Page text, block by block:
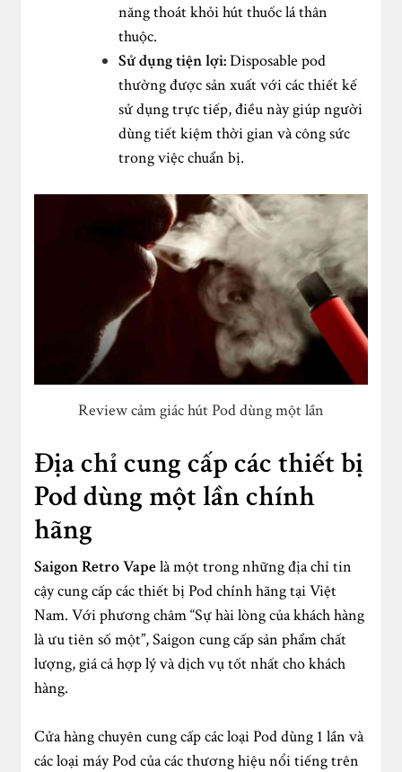
năng thoát khỏi hút thuốc lá thân
thuộc.
Sử dụng tiện lợi:Disposable pod
thường được sản xuất với các thiết kế
sử dụng trực tiếp, điều này giúp người
dùng tiết kiệm thời gian và công sức
trong việc chuẩn bị.
Review cảm giác hút Pod dùng một lần
Địa chỉ cung cấp các thiết bị
Pod dùng một lần chính
hãng
Saigon Retro Vapelà một trong những địa chỉ tin
cậy cung cấp các thiết bị Pod chính hãng tại Việt
Nam. Với phương châm “Sự hài lòng của khách hàng
là ưu tiên số một”, Saigon cung cấp sản phẩm chất
lượng, giá cả hợp lý và dịch vụ tốt nhất cho khách
hàng.
Cửa hàng chuyên cung cấp các loại Pod dùng 1 lần và
các loại máy Pod của các thương hiệu nổi tiếng trên